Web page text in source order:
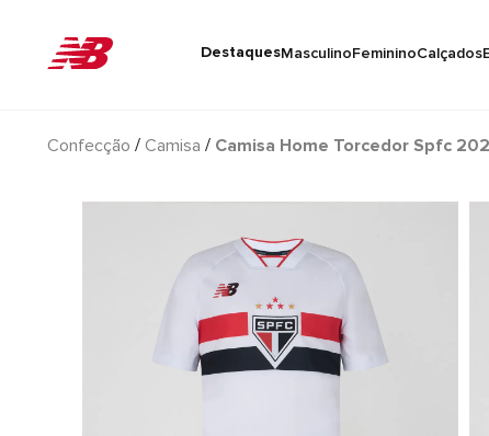
DestaquesMasculinoFemininoCalçados
Confecção Camisa Camisa Home Torcedor Spfc